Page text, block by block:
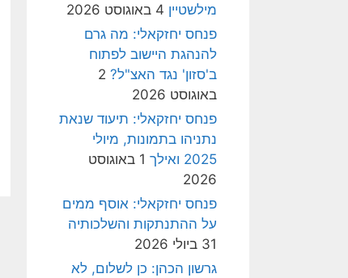
מילשטיין 4 באוגוסט 2026
פנחס יחזקאלי: מה גרם
להנהגת היישוב לפתוח
ב'סזון' נגד האצ"ל? 2
באוגוסט 2026
פנחס יחזקאלי: תיעוד שנאת
נתניהו בתמונות, מיולי
2025 ואילך
1 באוגוסט
2026
פנחס יחזקאלי: אוסף ממים
על ההתנתקות והשלכותיה
31 ביולי 2026
גרשון הכהן: כן לשלום, לא